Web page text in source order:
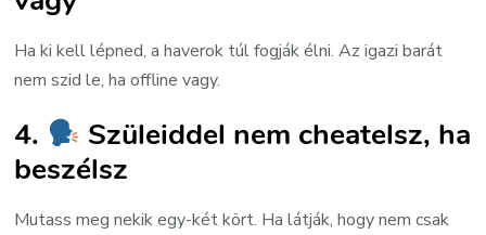
Ha ki kell lépned, a haverok túl fogják élni. Az igazi barát
nem szid le, ha offline vagy.
4.
Szüleiddel nem cheatelsz, ha
beszélsz
Mutass meg nekik egy-két kört. Ha látják, hogy nem csak